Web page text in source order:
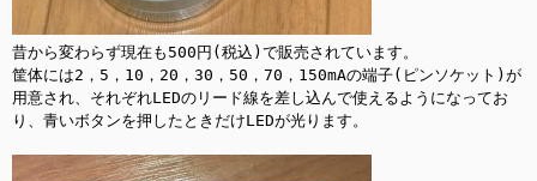
昔から変わらず現在も500円(税込)で販売されています。
筐体には2，5，10，20，30，50，70，150mAの端子(ピンソケット)が
用意され、それぞれLEDのリード線を差し込んで使えるようになってお
り、青いボタンを押したときだけLEDが光ります。